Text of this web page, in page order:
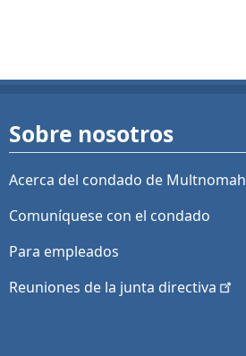
Sobre nosotros
Acerca del condado de Multnomah
Comuníquese con el condado
Para empleados
Reuniones de la junta directiva